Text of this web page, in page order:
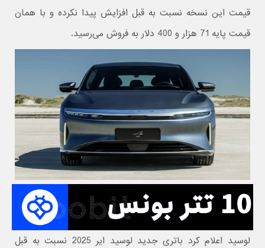
قیمت این نسخه نسبت به قبل افزایش پیدا نکرده و با همان
قیمت پایه 71 هزار و 400 دلار به فروش می‌رسید.
لوسید اعلام کرد باتری جدید لوسید ایر 2025 نسبت به قبل